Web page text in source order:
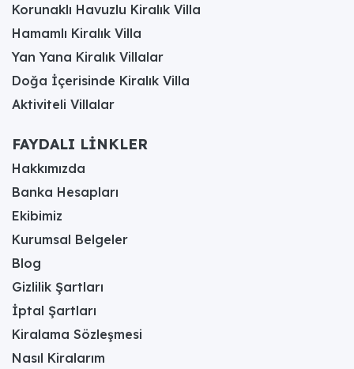
Korunaklı Havuzlu Kiralık Villa
Hamamlı Kiralık Villa
Yan Yana Kiralık Villalar
Doğa İçerisinde Kiralık Villa
Aktiviteli Villalar
FAYDALI LİNKLER
Hakkımızda
Banka Hesapları
Ekibimiz
Kurumsal Belgeler
Blog
Gizlilik Şartları
İptal Şartları
Kiralama Sözleşmesi
Nasıl Kiralarım